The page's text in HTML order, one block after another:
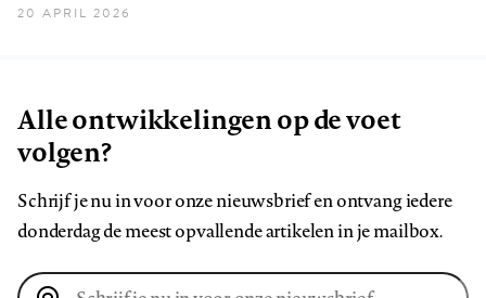
20 APRIL 2026
Alle ontwikkelingen op de voet
volgen?
Schrijf je nu in voor onze nieuwsbrief en ontvang iedere
donderdag de meest opvallende artikelen in je mailbox.